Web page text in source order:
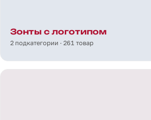
Зонты с логотипом
2 подкатегории · 261 товар